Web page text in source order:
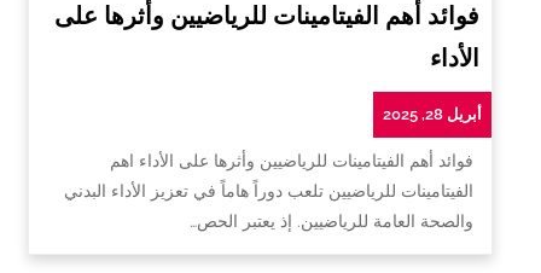
فوائد أهم الفيتامينات للرياضيين وأثرها على
الأداء
أبريل 28, 2025
فوائد أهم الفيتامينات للرياضيين وأثرها على الأداء اهم
الفيتامينات للرياضيين تلعب دوراً هاماً في تعزيز الأداء البدني
والصحة العامة للرياضيين. إذ يعتبر الحص…